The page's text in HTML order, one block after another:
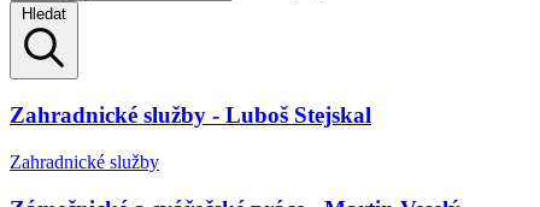
Hledat
Zahradnické služby - Luboš Stejskal
Zahradnické služby